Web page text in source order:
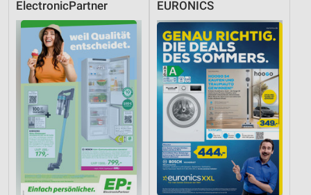
ElectronicPartner EURONICS
Funktional
Werbung